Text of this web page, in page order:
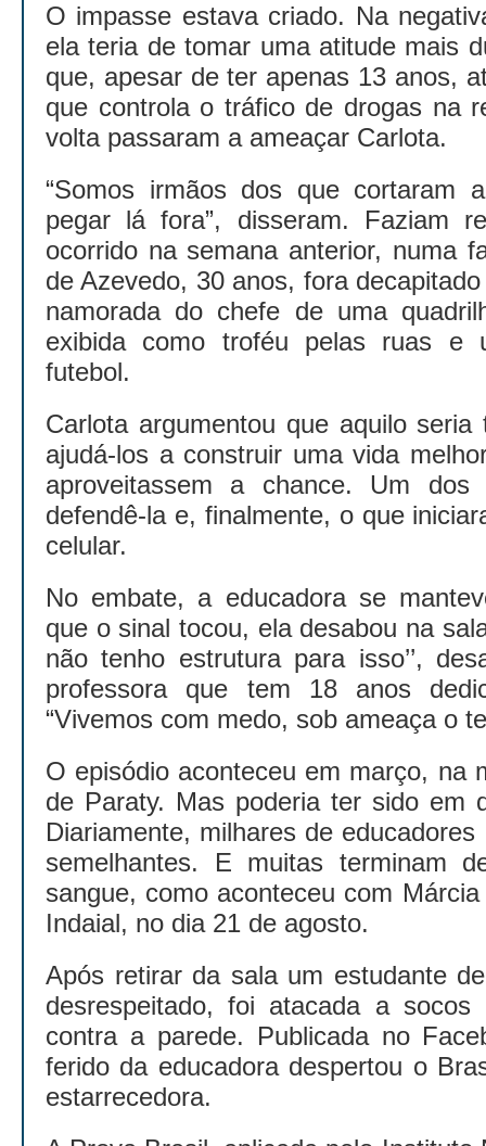
O impasse estava criado. Na
ela teria de tomar uma atitude mais
que, apesar de ter apenas 13 anos,
que controla o tráfico de drogas na
volta passaram a ameaçar Carlota.
“Somos irmãos dos que cortaram
pegar lá fora”, disseram. Faziam
ocorrido na semana anterior, numa
de Azevedo, 30 anos, fora
namorada do chefe de uma
exibida como troféu pelas ruas e
futebol.
Carlota argumentou que aquilo
ajudá-los a construir uma vida
aproveitassem a chance. Um dos
defendê-la e, finalmente, o que
celular.
No embate, a educadora se
que o sinal tocou, ela desabou na
não tenho estrutura para isso’’,
professora que tem 18 anos
“Vivemos com medo, sob ameaça o
O episódio aconteceu em março, na
de Paraty. Mas poderia ter sido em
Diariamente, milhares de
semelhantes. E muitas terminam
sangue, como aconteceu com
Indaial, no dia 21 de agosto.
Após retirar da sala um estudante
desrespeitado, foi atacada a
contra a parede. Publicada no
ferido da educadora despertou o
estarrecedora.